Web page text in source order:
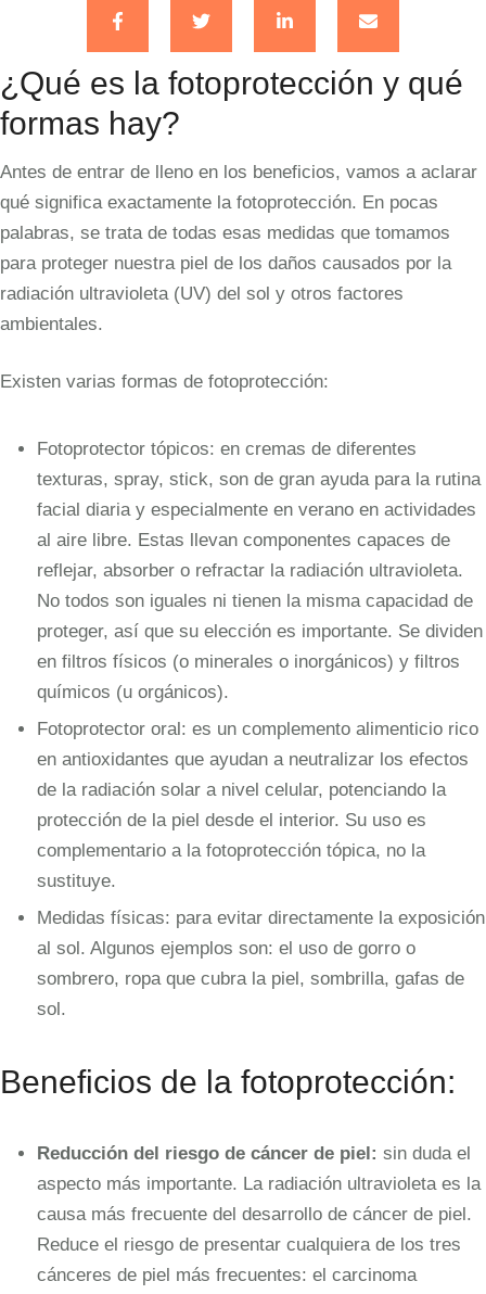
¿Qué es la fotoprotección y qué
formas hay?
Antes de entrar de lleno en los beneficios, vamos a aclarar
qué significa exactamente la fotoprotección. En pocas
palabras, se trata de todas esas medidas que tomamos
para proteger nuestra piel de los daños causados por la
radiación ultravioleta (UV) del sol y otros factores
ambientales.
Existen varias formas de fotoprotección:
Fotoprotector tópicos: en cremas de diferentes
texturas, spray, stick, son de gran ayuda para la rutina
facial diaria y especialmente en verano en actividades
al aire libre. Estas llevan componentes capaces de
reflejar, absorber o refractar la radiación ultravioleta.
No todos son iguales ni tienen la misma capacidad de
proteger, así que su elección es importante. Se dividen
en filtros físicos (o minerales o inorgánicos) y filtros
químicos (u orgánicos).
Fotoprotector oral: es un complemento alimenticio rico
en antioxidantes que ayudan a neutralizar los efectos
de la radiación solar a nivel celular, potenciando la
protección de la piel desde el interior. Su uso es
complementario a la fotoprotección tópica, no la
sustituye.
Medidas físicas: para evitar directamente la exposición
al sol. Algunos ejemplos son: el uso de gorro o
sombrero, ropa que cubra la piel, sombrilla, gafas de
sol.
Beneficios de la fotoprotección:
Reducción del riesgo de cáncer de piel: sin duda el
aspecto más importante. La radiación ultravioleta es la
causa más frecuente del desarrollo de cáncer de piel.
Reduce el riesgo de presentar cualquiera de los tres
cánceres de piel más frecuentes: el carcinoma